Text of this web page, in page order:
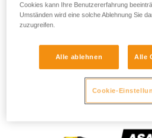
von Zwischensicherungen, da er
schützt, und die
Einlegen des Seils. Damit das
dem ASAP’SORBER AXESS-
Cookies kann Ihre Benutzererfahrung
Umständen wird eine solche Ablehnung Sie
zuzugreifen.
Alle ablehnen Alle
Cookie-